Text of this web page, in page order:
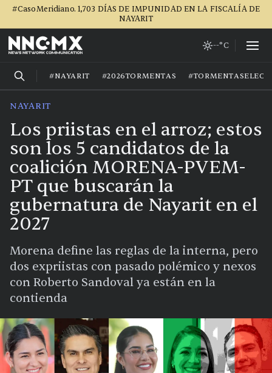
#CasoMeridiano. 1,703 DÍAS DE IMPUNIDAD EN LA FISCALÍA DE
NAYARIT
--°C
#NAYARIT #2026TORMENTAS
NAYARIT
Los priistas en el arroz; estos
son los 5 candidatos de la
coalición MORENA-PVEM-
PT que buscarán la
gubernatura de Nayarit en el
2027
Morena define las reglas de la interna, pero
dos expriistas con pasado polémico y nexos
con Roberto Sandoval ya están en la
contienda